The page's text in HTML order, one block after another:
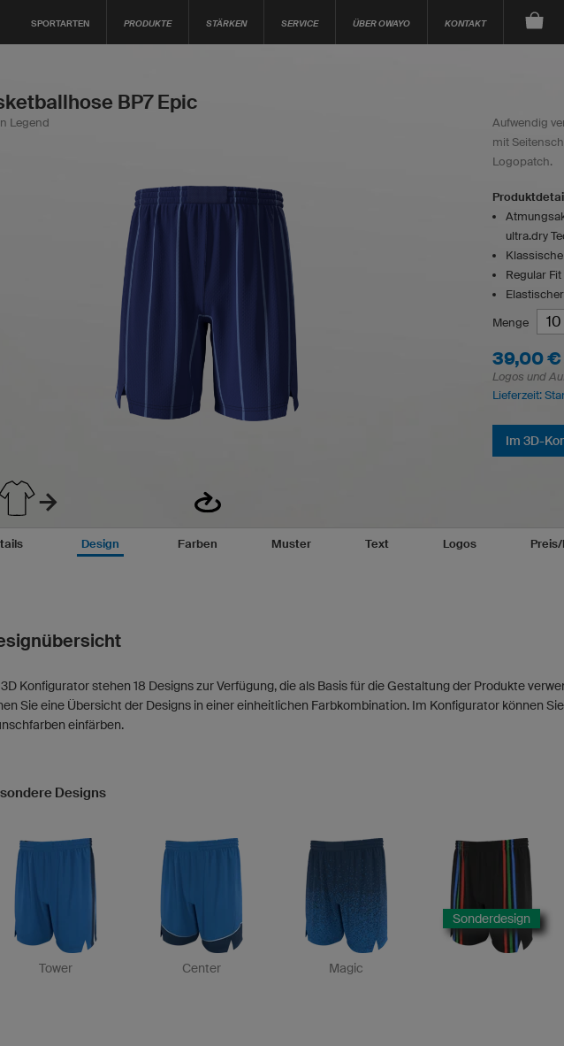
SPORTARTEN PRODUKTE STÄRKEN SERVICE ÜBER OWAYO KONTAKT
BP7 Epic
Legend
Aufwendig
mit
Logopatch.
ultra.dry
Regular
Menge
39,00 €
Logos und
Lieferzeit:
Im 3D-
Design Farben Muster Text Logos
Konfigurator stehen 18 Designs zur Verfügung, die als Basis für die Gestaltung der Produkte
Sie eine Übersicht der Designs in einer einheitlichen Farbkombination. Im Konfigurator können
einfärben.
Designs
Tower Center Magic
Sonderdesign